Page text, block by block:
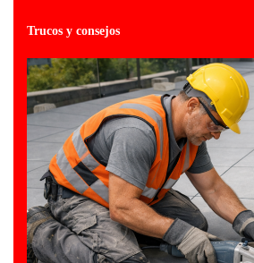
Trucos y consejos